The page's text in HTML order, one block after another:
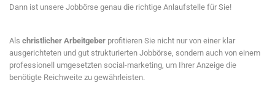
Dann ist unsere Jobbörse genau die richtige Anlaufstelle für Sie!
Als christlicher Arbeitgeber profitieren Sie nicht nur von einer klar
ausgerichteten und gut strukturierten Jobbörse, sondern auch von einem
professionell umgesetzten social-marketing, um Ihrer Anzeige die
benötigte Reichweite zu gewährleisten.